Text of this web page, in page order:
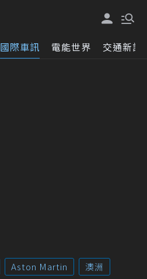
國際車訊 電能世界 交通新訊
Aston Martin 澳洲